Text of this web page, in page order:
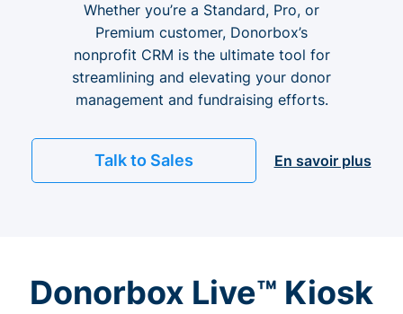
Whether you’re a Standard, Pro, or
Premium customer, Donorbox’s
nonprofit CRM is the ultimate tool for
streamlining and elevating your donor
management and fundraising efforts.
Talk to Sales En savoir plus
Donorbox Live™ Kiosk